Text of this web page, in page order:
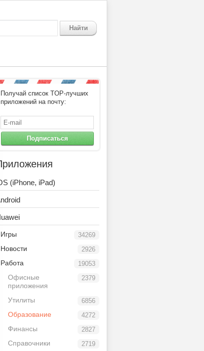
Найти
Получай список TOP-лучших
приложений на почту:
Подписаться
(iPhone, iPad)
34269
Игры
2926
Новости
19053
Работа
2379
Офисные
приложения
6856
Утилиты
4272
Образование
2827
Финансы
2719
Справочники